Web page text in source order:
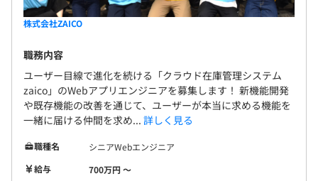
株式会社ZAICO
職務内容
ユーザー目線で進化を続ける「クラウド在庫管理システム
zaico」のWebアプリエンジニアを募集します！ 新機能開発
や既存機能の改善を通じて、ユーザーが本当に求める機能を
一緒に届ける仲間を求め... 詳しく見る
職種名
シニアWebエンジニア
給与
700万円 〜